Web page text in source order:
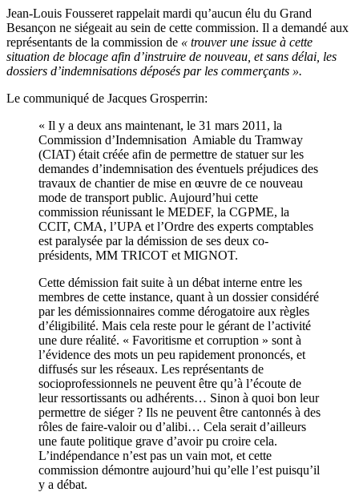
Jean-Louis Fousseret rappelait mardi qu’aucun élu du Grand
Besançon ne siégeait au sein de cette commission. Il a demandé aux
représentants de la commission de « trouver une issue à cette
situation de blocage afin d’instruire de nouveau, et sans délai, les
dossiers d’indemnisations déposés par les commerçants ».
Le communiqué de Jacques Grosperrin:
« Il y a deux ans maintenant, le 31 mars 2011, la
Commission d’Indemnisation Amiable du Tramway
(CIAT) était créée afin de permettre de statuer sur les
demandes d’indemnisation des éventuels préjudices des
travaux de chantier de mise en œuvre de ce nouveau
mode de transport public. Aujourd’hui cette
commission réunissant le MEDEF, la CGPME, la
CCIT, CMA, l’UPA et l’Ordre des experts comptables
est paralysée par la démission de ses deux co-
présidents, MM TRICOT et MIGNOT.
Cette démission fait suite à un débat interne entre les
membres de cette instance, quant à un dossier considéré
par les démissionnaires comme dérogatoire aux règles
d’éligibilité. Mais cela reste pour le gérant de l’activité
une dure réalité. « Favoritisme et corruption » sont à
l’évidence des mots un peu rapidement prononcés, et
diffusés sur les réseaux. Les représentants de
socioprofessionnels ne peuvent être qu’à l’écoute de
leur ressortissants ou adhérents… Sinon à quoi bon leur
permettre de siéger ? Ils ne peuvent être cantonnés à des
rôles de faire-valoir ou d’alibi… Cela serait d’ailleurs
une faute politique grave d’avoir pu croire cela.
L’indépendance n’est pas un vain mot, et cette
commission démontre aujourd’hui qu’elle l’est puisqu’il
y a débat.